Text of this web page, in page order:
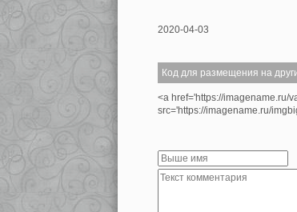
2020-04-03
Код для размещения на
<a href='https://imagename.ru/
src='https://imagename.ru/